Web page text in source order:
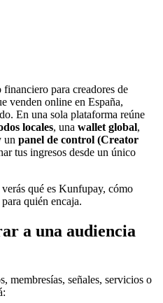
financiero para creadores de
venden online en España,
En una sola plataforma reúne
locales, una wallet global,
un panel de control (Creator
tus ingresos desde un único
qué es Kunfupay, cómo
quién encaja.
a una audiencia
membresías, señales, servicios o